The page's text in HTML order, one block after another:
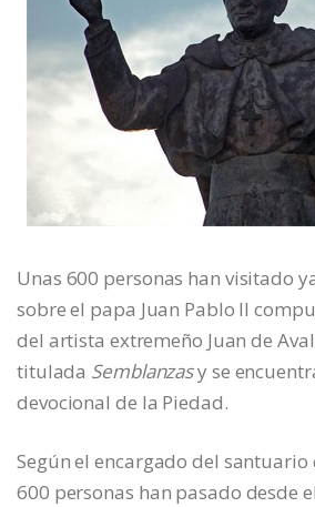
Unas 600 personas han visitado
sobre el papa Juan Pablo II
del artista extremeño Juan de
titulada Semblanzasy se
devocional de la Piedad.
Según el encargado del santuario
600 personas han pasado desde